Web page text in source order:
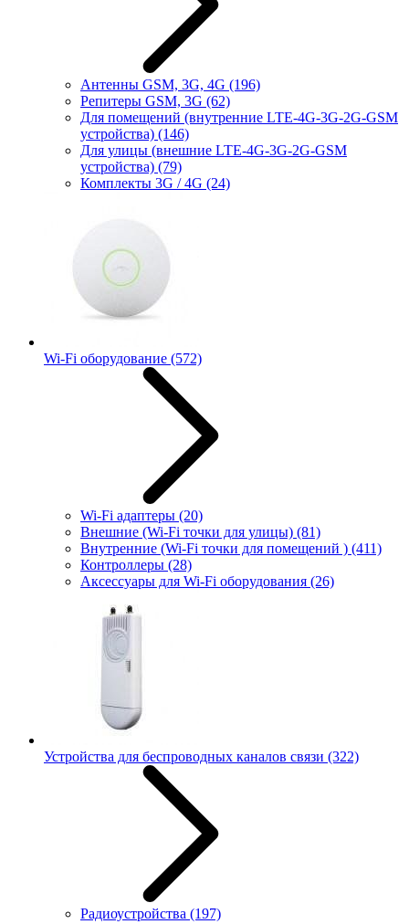
Антенны GSM, 3G, 4G (196)
Репитеры GSM, 3G (62)
Для помещений (внутренние LTE-4G-3G-2G-GSM
устройства) (146)
Для улицы (внешние LTE-4G-3G-2G-GSM
устройства) (79)
Комплекты 3G / 4G (24)
Wi-Fi оборудование (572)
Wi-Fi адаптеры (20)
Внешние (Wi-Fi точки для улицы) (81)
Внутренние (Wi-Fi точки для помещений ) (411)
Контроллеры (28)
Аксессуары для Wi-Fi оборудования (26)
Устройства для беспроводных каналов связи (322)
Радиоустройства (197)